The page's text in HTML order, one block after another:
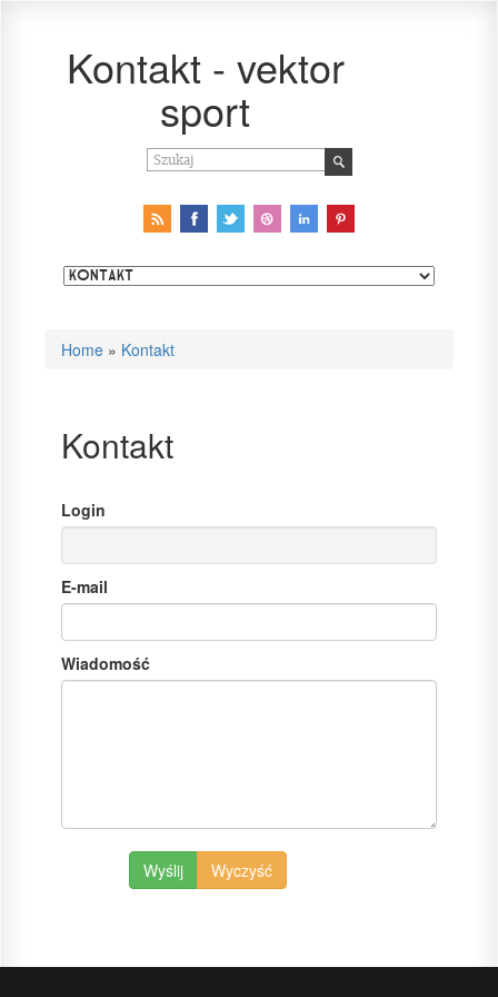
Kontakt - vektor
sport
Home » Kontakt
Kontakt
Login
E-mail
Wiadomość